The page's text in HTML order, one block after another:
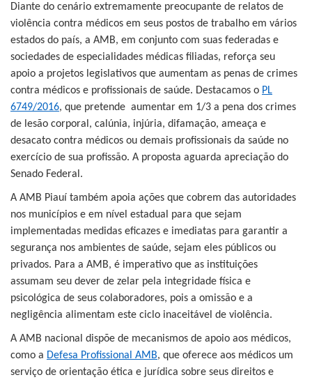
Diante do cenário extremamente preocupante de relatos de
violência contra médicos em seus postos de trabalho em vários
estados do país, a AMB, em conjunto com suas federadas e
sociedades de especialidades médicas filiadas, reforça seu
apoio a projetos legislativos que aumentam as penas de crimes
contra médicos e profissionais de saúde. Destacamos o PL
6749/2016, que pretende aumentar em 1/3 a pena dos crimes
de lesão corporal, calúnia, injúria, difamação, ameaça e
desacato contra médicos ou demais profissionais da saúde no
exercício de sua profissão. A proposta aguarda apreciação do
Senado Federal.
A AMB Piauí também apoia ações que cobrem das autoridades
nos municípios e em nível estadual para que sejam
implementadas medidas eficazes e imediatas para garantir a
segurança nos ambientes de saúde, sejam eles públicos ou
privados. Para a AMB, é imperativo que as instituições
assumam seu dever de zelar pela integridade física e
psicológica de seus colaboradores, pois a omissão e a
negligência alimentam este ciclo inaceitável de violência.
A AMB nacional dispõe de mecanismos de apoio aos médicos,
como a Defesa Profissional AMB, que oferece aos médicos um
serviço de orientação ética e jurídica sobre seus direitos e